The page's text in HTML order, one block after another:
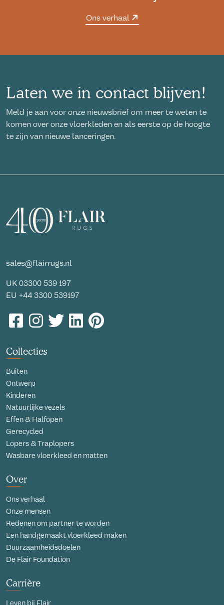
Ons verhaal
Laten we in contact blijven!
Meld je aan voor onze nieuwsbrief om meer te weten te
komen over onze vloerkleden en als eerste op de hoogte
te zijn van nieuwe lanceringen.
sales@flairrugs.nl
UK 03300 539 197
EU +44 3300 539197
Collecties
Buiten
Ontwerp
Kinderen
Natuurlijke vezels
Effen & Halfopen
Gerecycled
Lopers & Traplopers
Wasbare vloerkleed en matten
Over
Ons verhaal
Onze mensen
Redenen om partner te worden
Een handgemaakt vloerkleed maken
Duurzaamheidsdoelen
De Flair Foundation
Carrière
Leven bij Flair